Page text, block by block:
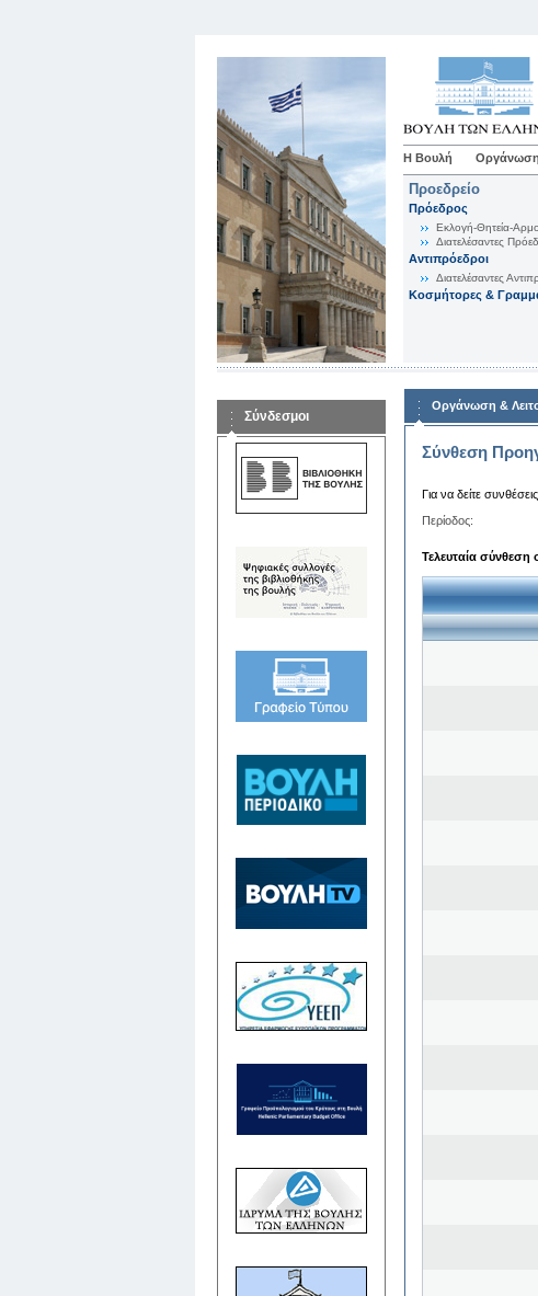
Η Βουλή Οργάνωση
Προεδρείο
Πρόεδρος
Εκλογή-Θητεία-
Διατελέσαντες
Αντιπρόεδροι
Διατελέσαντες
Κοσμήτορες &
Σύνδεσμοι
Οργάνωση &
Σύνθεση
Για να δείτε
Περίοδος:
Τελευταία σύνθεση